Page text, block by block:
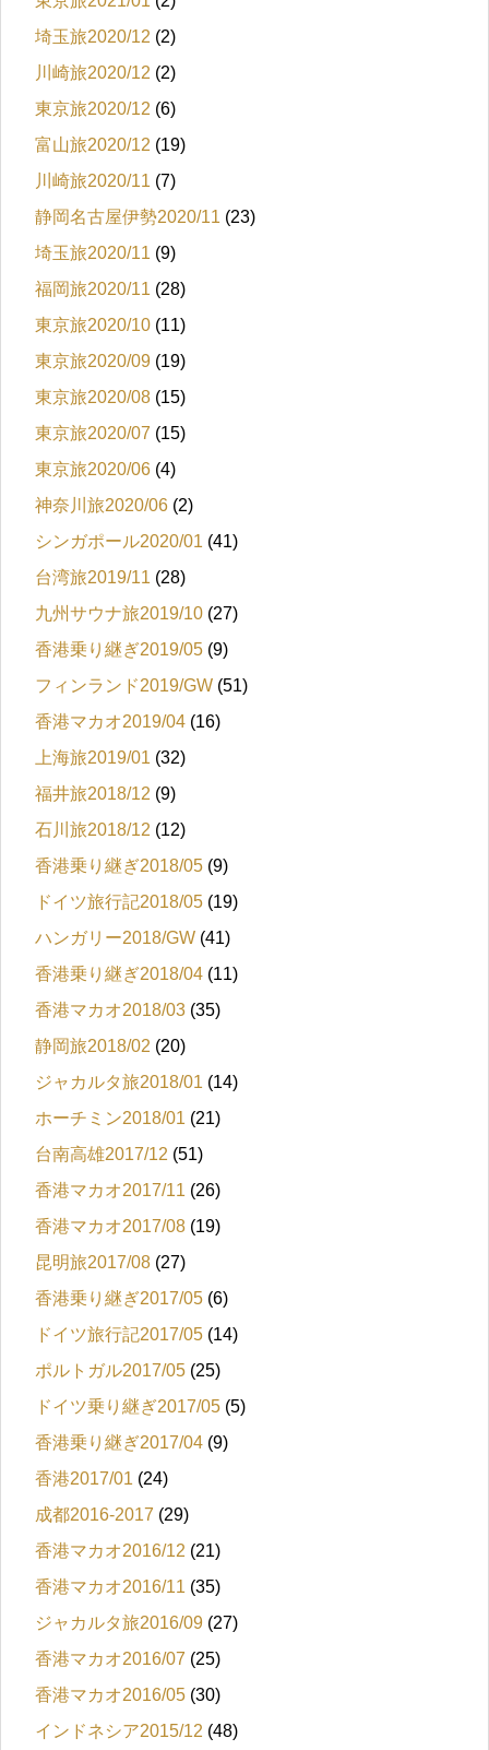
埼玉旅2020/12 (2)
川崎旅2020/12 (2)
東京旅2020/12 (6)
富山旅2020/12 (19)
川崎旅2020/11 (7)
静岡名古屋伊勢2020/11 (23)
埼玉旅2020/11 (9)
福岡旅2020/11 (28)
東京旅2020/10 (11)
東京旅2020/09 (19)
東京旅2020/08 (15)
東京旅2020/07 (15)
東京旅2020/06 (4)
神奈川旅2020/06 (2)
シンガポール2020/01 (41)
台湾旅2019/11 (28)
九州サウナ旅2019/10 (27)
香港乗り継ぎ2019/05 (9)
フィンランド2019/GW (51)
香港マカオ2019/04 (16)
上海旅2019/01 (32)
福井旅2018/12 (9)
石川旅2018/12 (12)
香港乗り継ぎ2018/05 (9)
ドイツ旅行記2018/05 (19)
ハンガリー2018/GW (41)
香港乗り継ぎ2018/04 (11)
香港マカオ2018/03 (35)
静岡旅2018/02 (20)
ジャカルタ旅2018/01 (14)
ホーチミン2018/01 (21)
台南高雄2017/12 (51)
香港マカオ2017/11 (26)
香港マカオ2017/08 (19)
昆明旅2017/08 (27)
香港乗り継ぎ2017/05 (6)
ドイツ旅行記2017/05 (14)
ポルトガル2017/05 (25)
ドイツ乗り継ぎ2017/05 (5)
香港乗り継ぎ2017/04 (9)
香港2017/01 (24)
成都2016-2017 (29)
香港マカオ2016/12 (21)
香港マカオ2016/11 (35)
ジャカルタ旅2016/09 (27)
香港マカオ2016/07 (25)
香港マカオ2016/05 (30)
インドネシア2015/12 (48)